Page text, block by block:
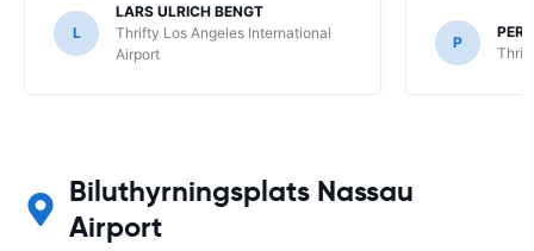
L
LARS ULRICH BENGT
Thrifty Los Angeles International
Airport
P
PER
Biluthyrningsplats Nassau
Airport